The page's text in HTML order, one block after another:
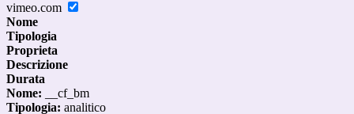
vimeo.com
Nome
Tipologia
Proprieta
Descrizione
Durata
Nome: __cf_bm
Tipologia: analitico